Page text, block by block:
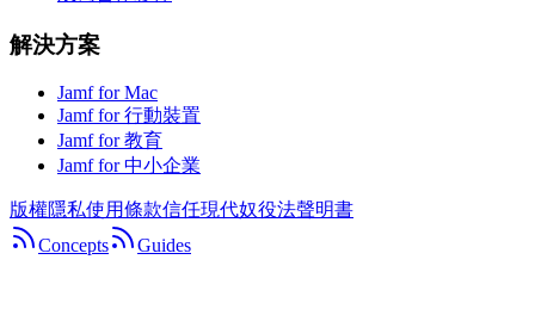
解決方案
Jamf for Mac
Jamf for 行動裝置
Jamf for 教育
Jamf for 中小企業
版權隱私使用條款信任現代奴役法聲明書
Concepts
Guides